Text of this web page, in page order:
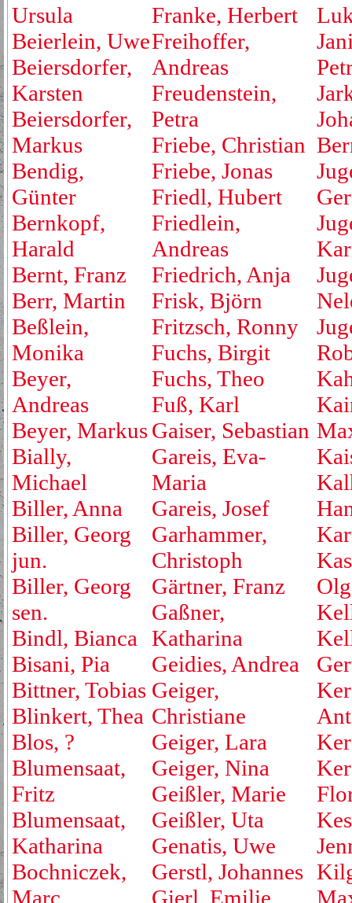
Ursula
Beierlein, Uwe
Beiersdorfer,
Karsten
Beiersdorfer,
Markus
Bendig,
Günter
Bernkopf,
Harald
Bernt, Franz
Berr, Martin
Beßlein,
Monika
Beyer,
Andreas
Beyer, Markus
Bially,
Michael
Biller, Anna
Biller, Georg
jun.
Biller, Georg
sen.
Bindl, Bianca
Bisani, Pia
Bittner, Tobias
Blinkert, Thea
Blos, ?
Blumensaat,
Fritz
Blumensaat,
Katharina
Bochniczek,
Marc
Franke, Herbert
Freihoffer,
Andreas
Freudenstein,
Petra
Friebe, Christian
Friebe, Jonas
Friedl, Hubert
Friedlein,
Andreas
Friedrich, Anja
Frisk, Björn
Fritzsch, Ronny
Fuchs, Birgit
Fuchs, Theo
Fuß, Karl
Gaiser, Sebastian
Gareis, Eva-
Maria
Gareis, Josef
Garhammer,
Christoph
Gärtner, Franz
Gaßner,
Katharina
Geidies, Andrea
Geiger,
Christiane
Geiger, Lara
Geiger, Nina
Geißler, Marie
Geißler, Uta
Genatis, Uwe
Gerstl, Johannes
Gierl, Emilie